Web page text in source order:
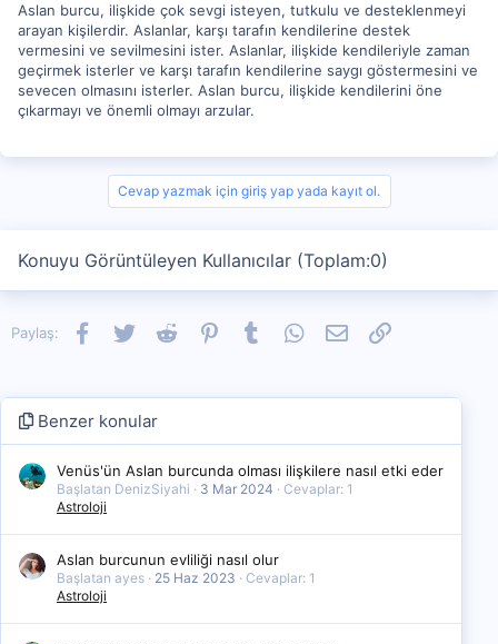
Aslan burcu, ilişkide çok sevgi isteyen, tutkulu ve desteklenmeyi
arayan kişilerdir. Aslanlar, karşı tarafın kendilerine destek
vermesini ve sevilmesini ister. Aslanlar, ilişkide kendileriyle zaman
geçirmek isterler ve karşı tarafın kendilerine saygı göstermesini ve
sevecen olmasını isterler. Aslan burcu, ilişkide kendilerini öne
çıkarmayı ve önemli olmayı arzular.
Cevap yazmak için giriş yap yada kayıt ol.
Konuyu Görüntüleyen Kullanıcılar (Toplam:0)
Paylaş: Facebook
TwitterReddit PinterestTumblrWhatsApp
E-postaLink
Benzer konular
Venüs'ün Aslan burcunda olması ilişkilere nasıl etki eder
Başlatan DenizSiyahi 3 Mar 2024
Cevaplar: 1
Astroloji
Aslan burcunun evliliği nasıl olur
Başlatan ayes 25 Haz 2023
Cevaplar: 1
Astroloji